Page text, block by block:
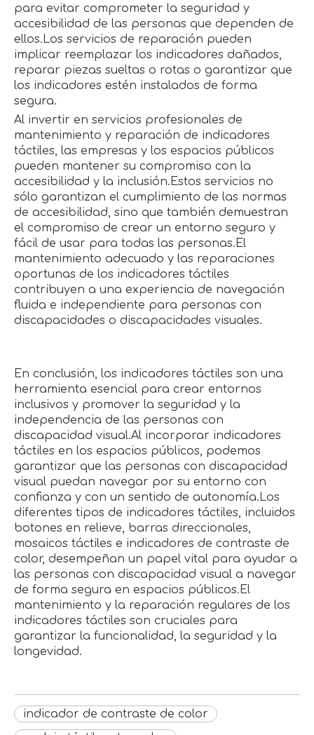
para evitar comprometer la seguridad y
accesibilidad de las personas que dependen de
ellos.Los servicios de reparación pueden
implicar reemplazar los indicadores dañados,
reparar piezas sueltas o rotas o garantizar que
los indicadores estén instalados de forma
segura.
Al invertir en servicios profesionales de
mantenimiento y reparación de indicadores
táctiles, las empresas y los espacios públicos
pueden mantener su compromiso con la
accesibilidad y la inclusión.Estos servicios no
sólo garantizan el cumplimiento de las normas
de accesibilidad, sino que también demuestran
el compromiso de crear un entorno seguro y
fácil de usar para todas las personas.El
mantenimiento adecuado y las reparaciones
oportunas de los indicadores táctiles
contribuyen a una experiencia de navegación
fluida e independiente para personas con
discapacidades o discapacidades visuales.
En conclusión, los indicadores táctiles son una
herramienta esencial para crear entornos
inclusivos y promover la seguridad y la
independencia de las personas con
discapacidad visual.Al incorporar indicadores
táctiles en los espacios públicos, podemos
garantizar que las personas con discapacidad
visual puedan navegar por su entorno con
confianza y con un sentido de autonomía.Los
diferentes tipos de indicadores táctiles, incluidos
botones en relieve, barras direccionales,
mosaicos táctiles e indicadores de contraste de
color, desempeñan un papel vital para ayudar a
las personas con discapacidad visual a navegar
de forma segura en espacios públicos.El
mantenimiento y la reparación regulares de los
indicadores táctiles son cruciales para
garantizar la funcionalidad, la seguridad y la
longevidad.
indicador de contraste de color